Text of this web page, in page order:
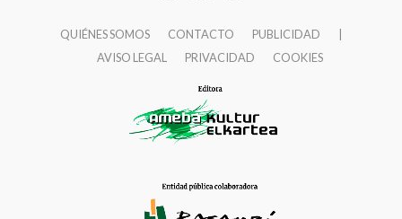
QUIÉNES SOMOS CONTACTO PUBLICIDAD
AVISO LEGAL
PRIVACIDAD COOKIES